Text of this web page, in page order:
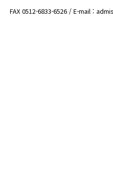
FAX 0512-6833-6526 / E-mail :